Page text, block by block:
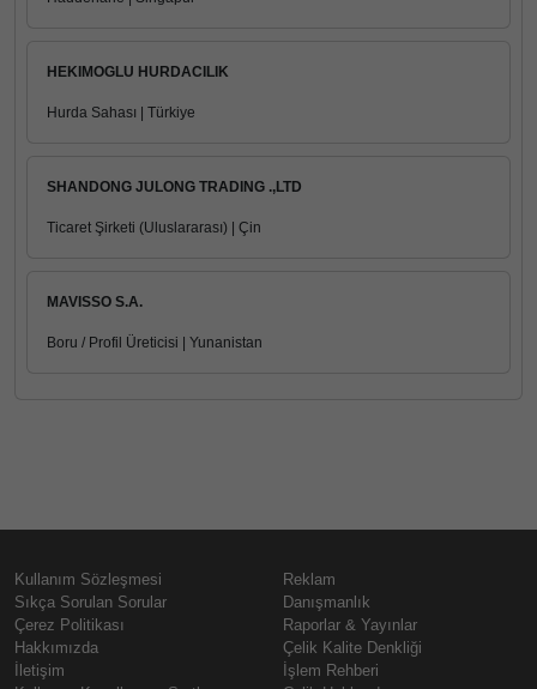
HEKIMOGLU HURDACILIK
Hurda Sahası | Türkiye
SHANDONG JULONG TRADING .,LTD
Ticaret Şirketi (Uluslararası) | Çin
MAVISSO S.A.
Boru / Profil Üreticisi | Yunanistan
Kullanım Sözleşmesi
Sıkça Sorulan Sorular
Çerez Politikası
Hakkımızda
İletişim
Reklam
Danışmanlık
Raporlar & Yayınlar
Çelik Kalite Denkliği
İşlem Rehberi